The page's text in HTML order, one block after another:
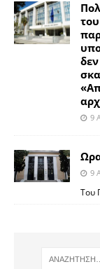
9
9
Του